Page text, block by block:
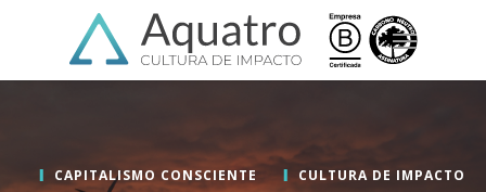
main
Menu
CAPITALISMO CONSCIENTE CULTURA DE IMPACTO